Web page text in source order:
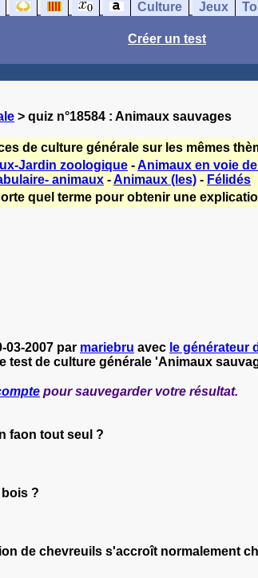
Culture Jeux
Créer un test
> quiz n°18584 : Animaux sauvages
de culture générale sur les mêmes
Jardin zoologique -Animaux en voie
animaux -Animaux (les) - Félidés
quel terme pour obtenir une
03-2007 par mariebru avec le générateur
test de culture générale 'Animaux
pour sauvegarder votre résultat.
faon tout seul ?
?
de chevreuils s'accroît normalement